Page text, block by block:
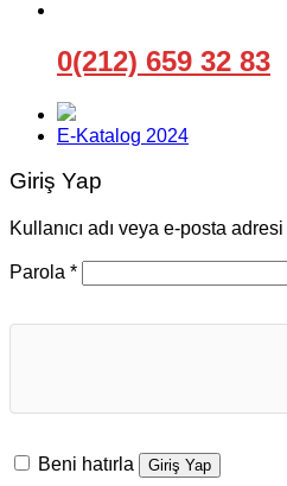
0(212) 659 32 83
E-Katalog 2024
Giriş Yap
Kullanıcı adı veya e-posta adresi
Parola *Gerekli
Beni hatırla Giriş Yap